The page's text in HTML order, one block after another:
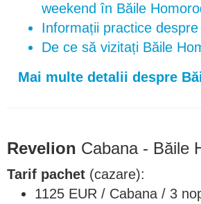
weekend în Băile
Informații practice
De ce să vizitați Băile
Mai multe detalii despre
Revelion Cabana - Băile
Tarif pachet (cazare):
1125 EUR / Cabana / 3